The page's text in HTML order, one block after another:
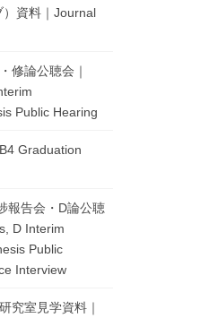
資料｜Journal
修論公聴会｜
Public Hearing
Graduation
報告会・D論公聴
D Interim
Public
Interview
究室見学資料｜